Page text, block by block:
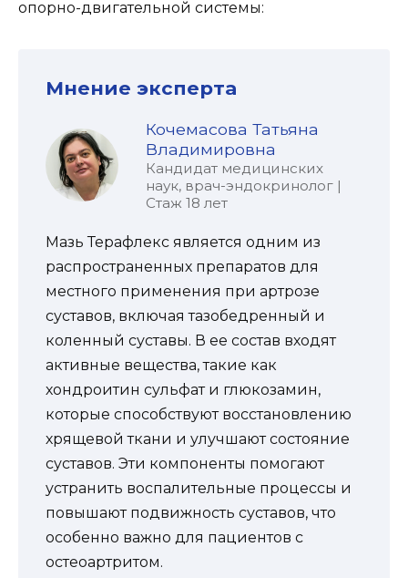
опорно-двигательной системы:
Мнение эксперта
Кочемасова Татьяна
Владимировна
Кандидат медицинских
наук, врач-эндокринолог |
Стаж 18 лет
Мазь Терафлекс является одним из
распространенных препаратов для
местного применения при артрозе
суставов, включая тазобедренный и
коленный суставы. В ее состав входят
активные вещества, такие как
хондроитин сульфат и глюкозамин,
которые способствуют восстановлению
хрящевой ткани и улучшают состояние
суставов. Эти компоненты помогают
устранить воспалительные процессы и
повышают подвижность суставов, что
особенно важно для пациентов с
остеоартритом.